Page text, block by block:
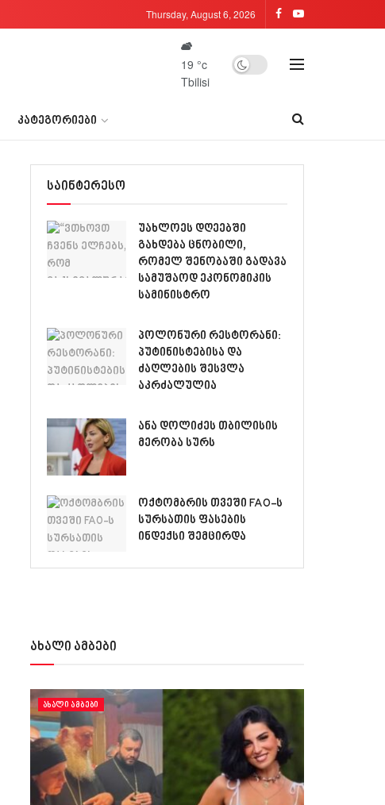
Thursday, August 6, 2026
19 °c
Tbilisi
ᲙᲐᲢᲔᲒᲝᲠᲘᲔᲑᲘ
საინტერესო
უახლოეს დღეებში
გახდება ცნობილი,
რომელ შენობაში გადავა
სამუშაოდ ეკონომიკის
სამინისტრო
პოლონური რესტორანი:
პუტინისტებისა და
ძაღლების შესვლა
აკრძალულია
ანა დოლიძეს თბილისის
მერობა სურს
ოქტომბრის თვეში FAO-ს
სურსათის ფასების
ინდექსი შემცირდა
ახალი ამბები
ᲐᲮᲐᲚᲘ ᲐᲛᲑᲔᲑᲘ